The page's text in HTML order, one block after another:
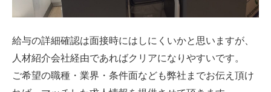
給与の詳細確認は面接時にはしにくいかと思いますが、
人材紹介会社経由であればクリアになりやすいです。
ご希望の職種・業界・条件面なども弊社までお伝え頂け